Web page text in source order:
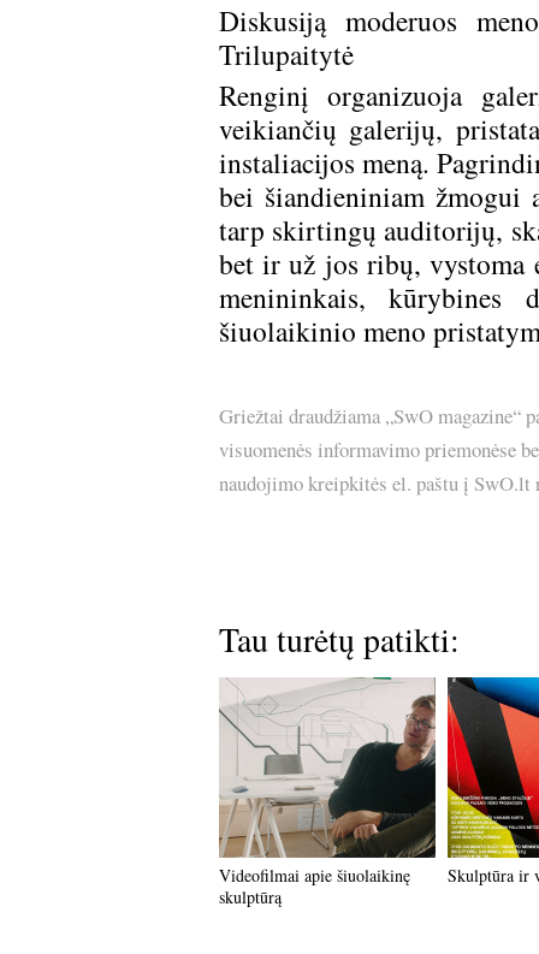
Diskusiją moderuos
Trilupaitytė
Renginį organizuoja
veikiančių galerijų,
instaliacijos meną.
bei šiandieniniam žmogui
tarp skirtingų auditorijų,
bet ir už jos ribų, vystoma
menininkais, kūrybines
šiuolaikinio meno
Griežtai draudžiama „SwO magazine“
visuomenės informavimo priemonėse
naudojimo kreipkitės el. paštu į
Tau turėtų patikti:
Videofilmai apie šiuolaikinę
skulptūrą
Skulptūra ir